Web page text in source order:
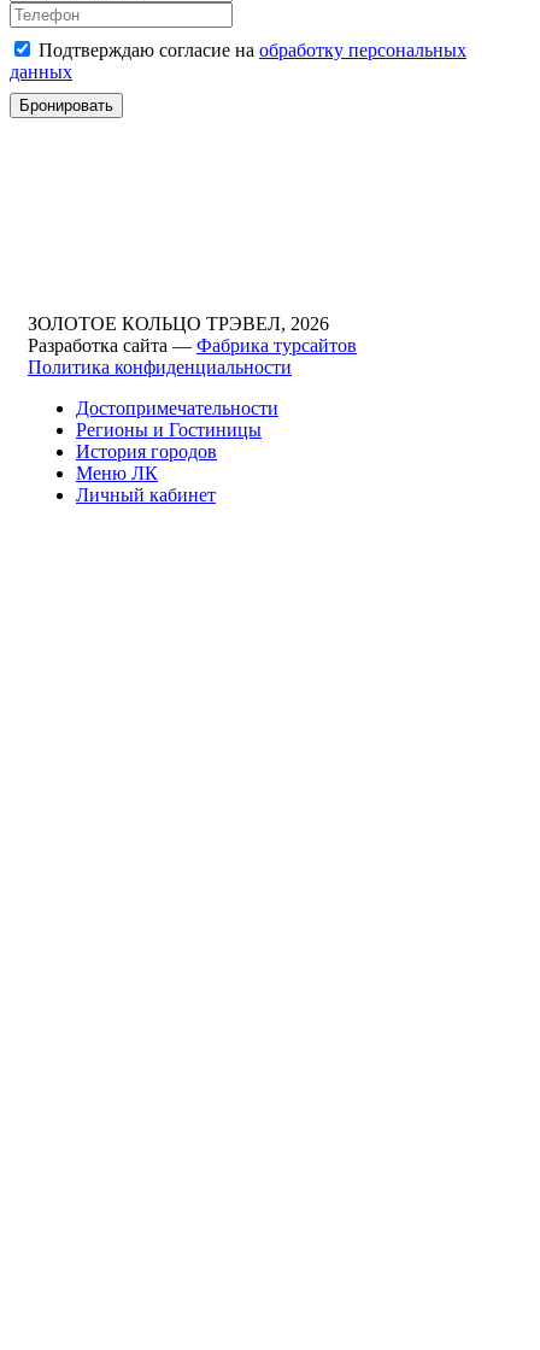
Подтверждаю согласие на обработку персональных
данных
ЗОЛОТОЕ КОЛЬЦО ТРЭВЕЛ, 2026
Разработка сайта — Фабрика турсайтов
Политика конфиденциальности
Достопримечательности
Регионы и Гостиницы
История городов
Меню ЛК
Личный кабинет